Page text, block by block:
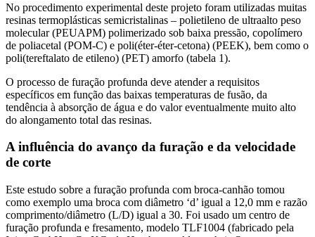
No procedimento experimental deste projeto foram utilizadas muitas
resinas termoplásticas semicristalinas – polietileno de ultraalto peso
molecular (PEUAPM) polimerizado sob baixa pressão, copolímero
de poliacetal (POM-C) e poli(éter-éter-cetona) (PEEK), bem como o
poli(tereftalato de etileno) (PET) amorfo (tabela 1).
O processo de furação profunda deve atender a requisitos
específicos em função das baixas temperaturas de fusão, da
tendência à absorção de água e do valor eventualmente muito alto
do alongamento total das resinas.
A influência do avanço da furação e da velocidade
de corte
Este estudo sobre a furação profunda com broca-canhão tomou
como exemplo uma broca com diâmetro ‘d’ igual a 12,0 mm e razão
comprimento/diâmetro (L/D) igual a 30. Foi usado um centro de
furação profunda e fresamento, modelo TLF1004 (fabricado pela